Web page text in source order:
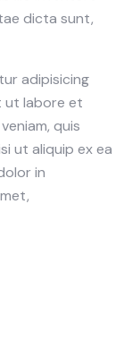
dicta sunt,
adipisicing
ut labore et
quis
ut aliquip ex ea
in